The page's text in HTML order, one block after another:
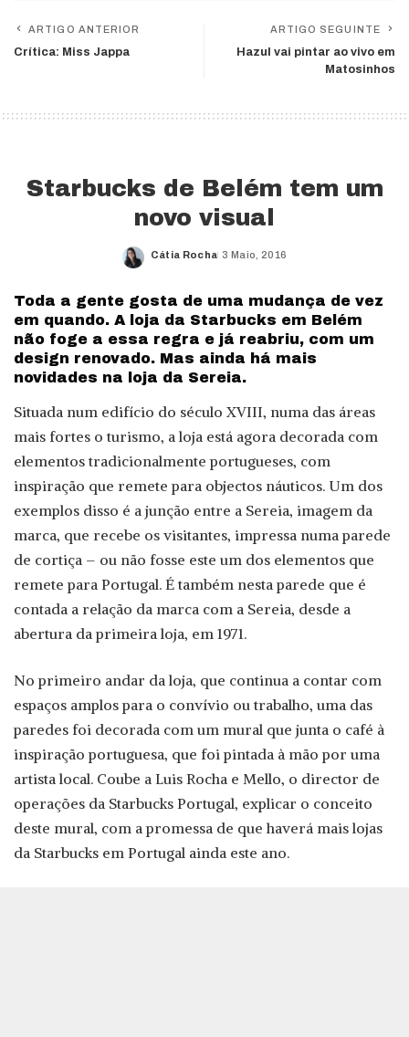
ARTIGO ANTERIOR
Crítica: Miss Jappa
ARTIGO SEGUINTE
Hazul vai pintar ao vivo em
Matosinhos
Starbucks de Belém tem um
novo visual
Posted
Cátia Rocha 3 Maio, 2016
Toda a gente gosta de uma mudança de vez
em quando. A loja da Starbucks em Belém
não foge a essa regra e já reabriu, com um
design renovado. Mas ainda há mais
novidades na loja da Sereia.
Situada num edifício do século XVIII, numa das áreas
mais fortes o turismo, a loja está agora decorada com
elementos tradicionalmente portugueses, com
inspiração que remete para objectos náuticos. Um dos
exemplos disso é a junção entre a Sereia, imagem da
marca, que recebe os visitantes, impressa numa parede
de cortiça – ou não fosse este um dos elementos que
remete para Portugal. É também nesta parede que é
contada a relação da marca com a Sereia, desde a
abertura da primeira loja, em 1971.
No primeiro andar da loja, que continua a contar com
espaços amplos para o convívio ou trabalho, uma das
paredes foi decorada com um mural que junta o café à
inspiração portuguesa, que foi pintada à mão por uma
artista local. Coube a Luis Rocha e Mello, o director de
operações da Starbucks Portugal, explicar o conceito
deste mural, com a promessa de que haverá mais lojas
da Starbucks em Portugal ainda este ano.